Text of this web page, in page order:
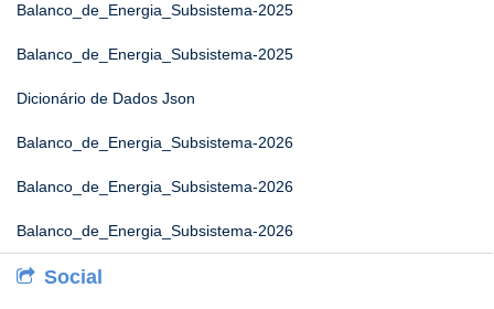
Balanco_de_Energia_Subsistema-2025
Balanco_de_Energia_Subsistema-2025
Dicionário de Dados Json
Balanco_de_Energia_Subsistema-2026
Balanco_de_Energia_Subsistema-2026
Balanco_de_Energia_Subsistema-2026
Social